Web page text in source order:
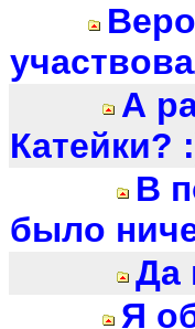
А
Катейки?
В
было
Да
Я